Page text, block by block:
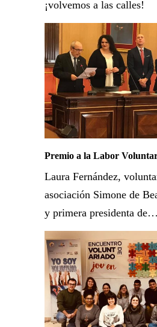
¡volvemos a las calles!
Premio a la Labor
Laura Fernández,
asociación Simone de
y primera presidenta de…